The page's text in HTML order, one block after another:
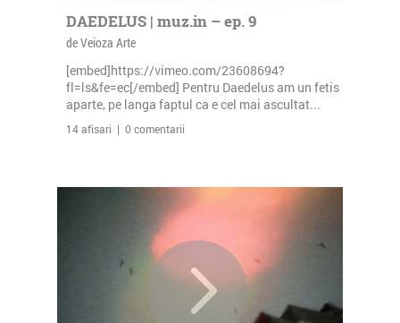
DAEDELUS | muz.in – ep. 9
de Veioza Arte
[embed]https://vimeo.com/23608694?
fl=ls&fe=ec[/embed] Pentru Daedelus am un fetis
aparte, pe langa faptul ca e cel mai ascultat...
14 afisari | 0 comentarii